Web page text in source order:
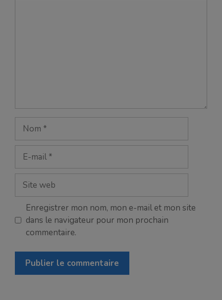
Nom
mail
Site
web
Enregistrer mon nom, mon e-mail et mon site
dans le navigateur pour mon prochain
commentaire.